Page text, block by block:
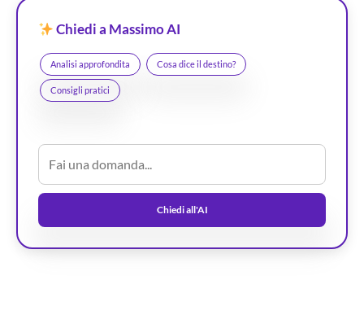
Chiedi a Massimo AI
Analisi approfondita Cosa dice il destino?
Consigli pratici
Chiedi all'AI